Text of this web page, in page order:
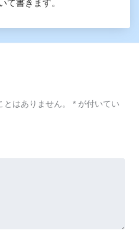
て書きます。
はありません。 * が付いてい